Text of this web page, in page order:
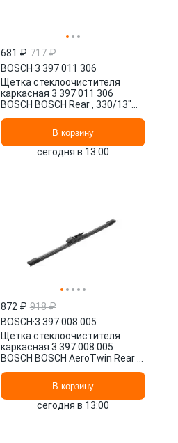
681 ₽ 717 ₽
BOSCH·3 397 011 306
Щетка стеклоочистителя
каркасная 3 397 011 306
BOSCH BOSCH Rear , 330/13"
В корзину
сегодня в 13:00
872 ₽ 918 ₽
BOSCH·3 397 008 005
Щетка стеклоочистителя
каркасная 3 397 008 005
BOSCH BOSCH AeroTwin Rear ,
В корзину
сегодня в 13:00